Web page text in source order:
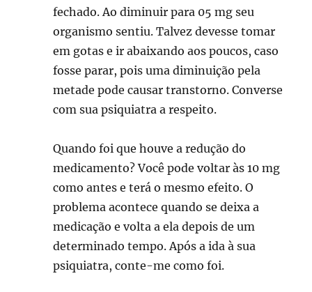
fechado. Ao diminuir para 05 mg seu
organismo sentiu. Talvez devesse tomar
em gotas e ir abaixando aos poucos, caso
fosse parar, pois uma diminuição pela
metade pode causar transtorno. Converse
com sua psiquiatra a respeito.
Quando foi que houve a redução do
medicamento? Você pode voltar às 10 mg
como antes e terá o mesmo efeito. O
problema acontece quando se deixa a
medicação e volta a ela depois de um
determinado tempo. Após a ida à sua
psiquiatra, conte-me como foi.